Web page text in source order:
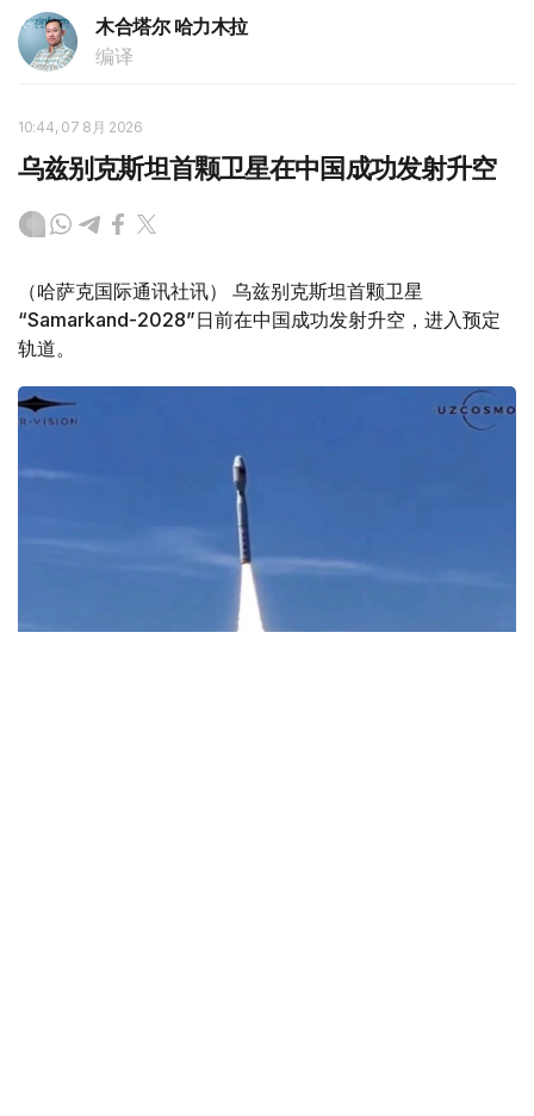
木合塔尔 哈力木拉
编译
10:44, 07 8月 2026
乌兹别克斯坦首颗卫星在中国成功发射升空
（哈萨克国际通讯社讯） 乌兹别克斯坦首颗卫星
“Samarkand-2028”日前在中国成功发射升空，进入预定
轨道。